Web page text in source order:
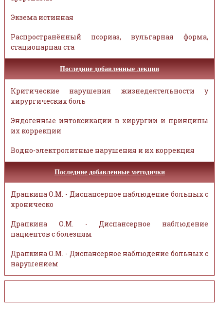
Экзема истинная
Распространённый псориаз, вульгарная форма,
стационарная ста
Последние добавленные лекции
Критические нарушения жизнедеятельности у
хирургических боль
Эндогенные интоксикации в хирургии и принципы
их коррекции
Водно-электролитные нарушения и их коррекция
Последние добавленные методички
Драпкина О.М. - Диспансерное наблюдение больных с
хроническо
Драпкина О.М. - Диспансерное наблюдение
пациентов с болезням
Драпкина О.М. - Диспансерное наблюдение больных с
нарушением